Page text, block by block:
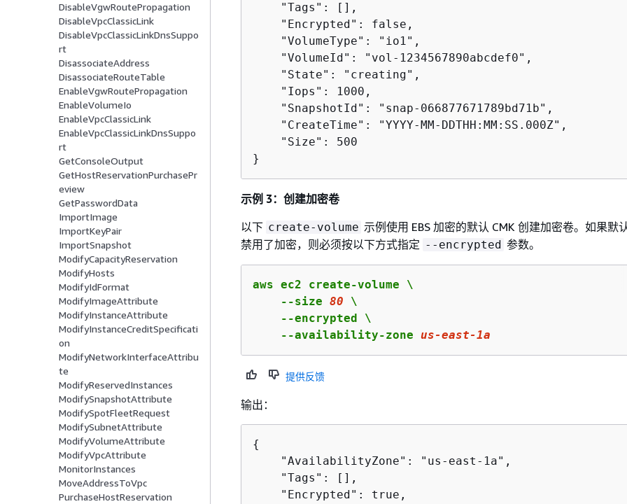
DisableVgwRoutePropagation
DisableVpcClassicLink
DisableVpcClassicLinkDnsSuppo
rt
DisassociateAddress
DisassociateRouteTable
EnableVgwRoutePropagation
EnableVolumeIo
EnableVpcClassicLink
EnableVpcClassicLinkDnsSuppo
rt
GetConsoleOutput
GetHostReservationPurchasePr
eview
GetPasswordData
ImportImage
ImportKeyPair
ImportSnapshot
ModifyCapacityReservation
ModifyHosts
ModifyIdFormat
ModifyImageAttribute
ModifyInstanceAttribute
ModifyInstanceCreditSpecificati
on
ModifyNetworkInterfaceAttribu
te
ModifyReservedInstances
ModifySnapshotAttribute
ModifySpotFleetRequest
ModifySubnetAttribute
ModifyVolumeAttribute
ModifyVpcAttribute
MonitorInstances
MoveAddressToVpc
PurchaseHostReservation
    "Tags": [],
    "Encrypted": false,
    "VolumeType": "io1",
    "VolumeId": "vol-1234567890abcdef0",
    "State": "creating",
    "Iops": 1000,
    "SnapshotId": "snap-066877671789bd71b",
    "CreateTime": "YYYY-MM-DDTHH:MM:SS.000Z",
    "Size": 500
}
示例 3：创建加密卷
以下 create-volume 示例使用 EBS 加密的默认 CMK 创建加密卷。如果默
禁用了加密，则必须按以下方式指定 --encrypted 参数。
aws ec2 create-volume \
    --size
80 \
    --encrypted \
    --availability-zone
us-east-1a
提供反馈
输出：
{
    "AvailabilityZone": "us-east-1a",
    "Tags": [],
    "Encrypted": true,